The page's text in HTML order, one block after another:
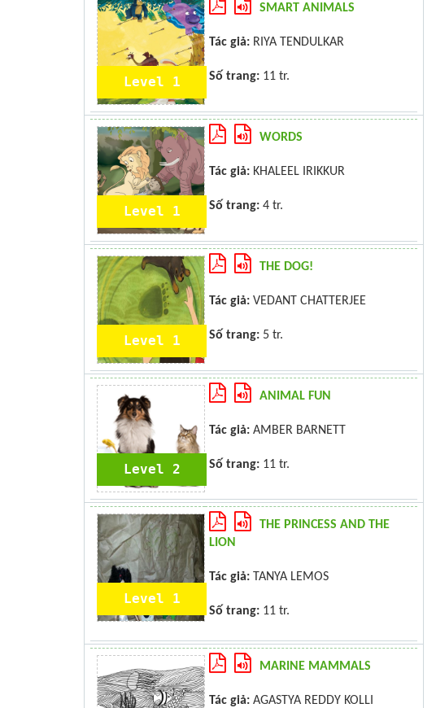
Level 1
SMART ANIMALS
Tác giả: RIYA TENDULKAR
Số trang: 11 tr.
Level 1
WORDS
Tác giả: KHALEEL IRIKKUR
Số trang: 4 tr.
Level 1
THE DOG!
Tác giả: VEDANT CHATTERJEE
Số trang: 5 tr.
Level 2
ANIMAL FUN
Tác giả: AMBER BARNETT
Số trang: 11 tr.
Level 1
THE PRINCESS AND THE
LION
Tác giả: TANYA LEMOS
Số trang: 11 tr.
MARINE MAMMALS
Tác giả: AGASTYA REDDY KOLLI